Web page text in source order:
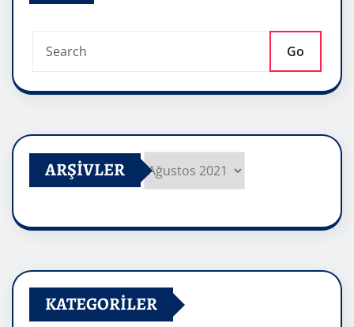
Go
ARŞIVLER
KATEGORILER